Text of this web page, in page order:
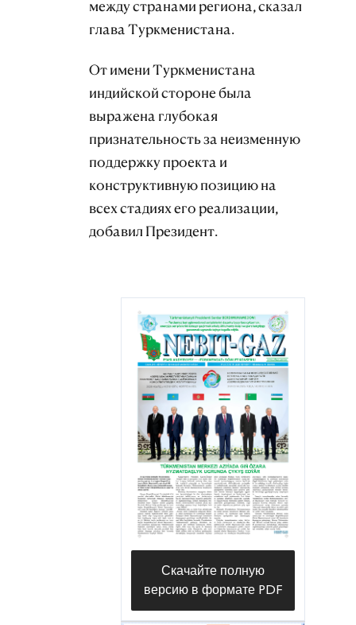
между странами региона, сказал
глава Туркменистана.
От имени Туркменистана
индийской стороне была
выражена глубокая
признательность за неизменную
поддержку проекта и
конструктивную позицию на
всех стадиях его реализации,
добавил Президент.
Скачайте полную
версию в формате PDF